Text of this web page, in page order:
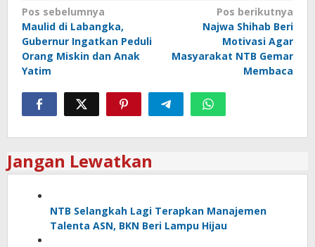
Navigasi
pos
Pos sebelumnya
Maulid di Labangka,
Gubernur Ingatkan Peduli
Orang Miskin dan Anak
Yatim
Pos berikutnya
Najwa Shihab Beri
Motivasi Agar
Masyarakat NTB Gemar
Membaca
Jangan Lewatkan
NTB Selangkah Lagi Terapkan Manajemen
Talenta ASN, BKN Beri Lampu Hijau